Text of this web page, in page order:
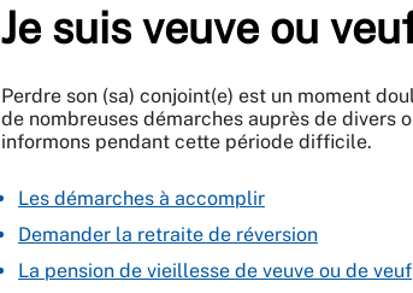
Je suis veuve ou
Perdre son (sa) conjoint(e) est un moment
de nombreuses démarches auprès de divers
informons pendant cette période difficile.
Les démarches à accomplir
Demander la retraite de réversion
La pension de vieillesse de veuve ou de veuf